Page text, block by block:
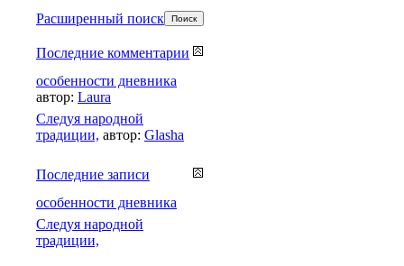
Расширенный поиск
Последние комментарии
особенности дневника
автор: Laura
Cледуя народной
традиции, автор: Glasha
Последние записи
особенности дневника
Cледуя народной
традиции,